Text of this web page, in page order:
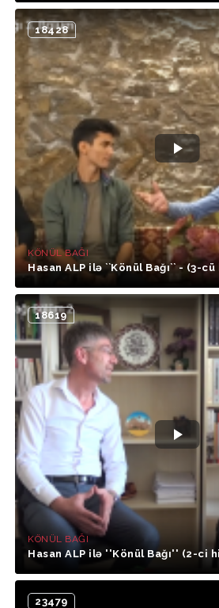
18428
KÖNÜL BAĞI
Hasan ALP ilə ``Könül Bağı`` - (3-cü
18619
KÖNÜL BAĞI
Hasan ALP ilə ''Könül Bağı'' (2-ci
23479